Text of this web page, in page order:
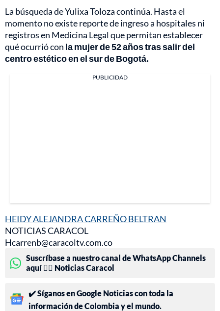
La búsqueda de Yulixa Toloza continúa. Hasta el
momento no existe reporte de ingreso a hospitales ni
registros en Medicina Legal que permitan establecer
qué ocurrió con la mujer de 52 años tras salir del
centro estético en el sur de Bogotá.
PUBLICIDAD
HEIDY ALEJANDRA CARREÑO BELTRAN
NOTICIAS CARACOL
Hcarrenb@caracoltv.com.co
Suscríbase a nuestro canal de WhatsApp Channels
aquí 👉🏻 Noticias Caracol
✔️ Síganos en Google Noticias con toda la
información de Colombia y el mundo.